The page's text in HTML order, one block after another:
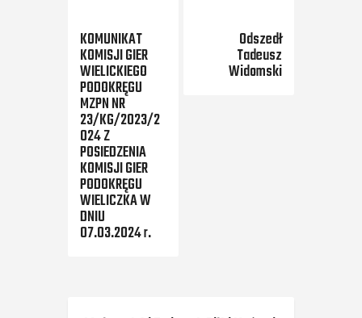
KOMUNIKAT
KOMISJI GIER
WIELICKIEGO
PODOKRĘGU
MZPN NR
23/KG/2023/2
024 Z
POSIEDZENIA
KOMISJI GIER
PODOKRĘGU
WIELICZKA W
DNIU
07.03.2024 r.
Odszedł
Tadeusz
Widomski